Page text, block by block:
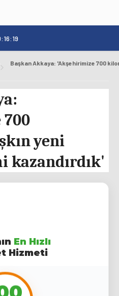
yeni
kazandırdık'
En Hızlı
Hizmeti